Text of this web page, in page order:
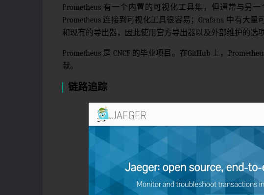
Prometheus 有一个内置的可视化工具集，但通常与另
Prometheus 连接到可视化工具很容易；Grafana 中有大
和现有的导出器，因此使用官方导出器以及外部维护的选
Prometheus 是 CNCF 的毕业项目。在GitHub 上，
献。
链路追踪